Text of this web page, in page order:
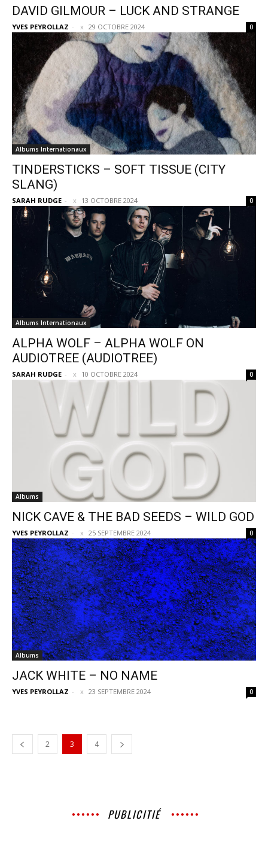
DAVID GILMOUR – LUCK AND STRANGE
YVES PEYROLLAZ - 29 OCTOBRE 2024 0
Albums Internationaux
TINDERSTICKS – SOFT TISSUE (CITY
SLANG)
SARAH RUDGE - 13 OCTOBRE 2024 0
Albums Internationaux
ALPHA WOLF – ALPHA WOLF ON
AUDIOTREE (AUDIOTREE)
SARAH RUDGE - 10 OCTOBRE 2024 0
Albums
NICK CAVE & THE BAD SEEDS – WILD GOD
YVES PEYROLLAZ - 25 SEPTEMBRE 2024 0
Albums
JACK WHITE – NO NAME
YVES PEYROLLAZ - 23 SEPTEMBRE 2024 0
2 3 4
PUBLICITIÉ